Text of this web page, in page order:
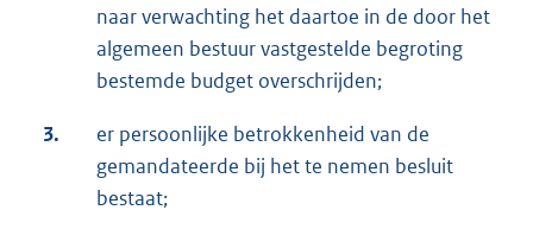
naar verwachting het daartoe in de door het
algemeen bestuur vastgestelde begroting
bestemde budget overschrijden;
3.
er persoonlijke betrokkenheid van de
gemandateerde bij het te nemen besluit
bestaat;